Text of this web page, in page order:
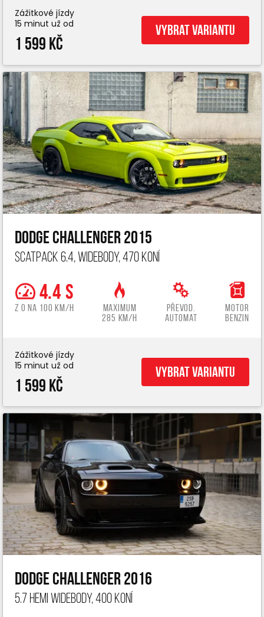
Zážitkové jízdy
15 minut už od
1 599 Kč
Vybrat variantu
Dodge Challenger 2015
ScatPack 6.4, widebody, 470 koní
4.4 s
z 0 na 100 km/h
Maximum
285 km/h
Převod.
automat
Motor
benzin
Zážitkové jízdy
15 minut už od
1 599 Kč
Vybrat variantu
Dodge Challenger 2016
5.7 Hemi widebody, 400 koní